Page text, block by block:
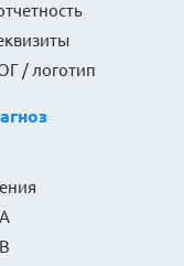
/ логотип